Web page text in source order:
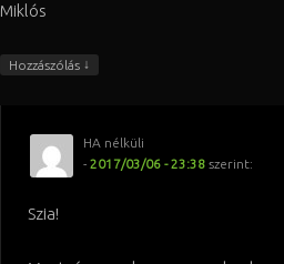
Miklós
Hozzászólás ↓
HA nélküli
- 2017/03/06 - 23:38 szerint:
Szia!